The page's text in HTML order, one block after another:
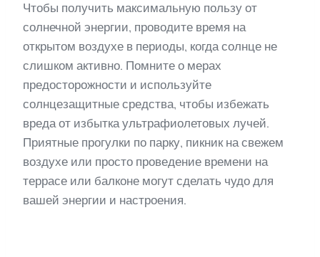
Чтобы получить максимальную пользу от
солнечной энергии, проводите время на
открытом воздухе в периоды, когда солнце не
слишком активно. Помните о мерах
предосторожности и используйте
солнцезащитные средства, чтобы избежать
вреда от избытка ультрафиолетовых лучей.
Приятные прогулки по парку, пикник на свежем
воздухе или просто проведение времени на
террасе или балконе могут сделать чудо для
вашей энергии и настроения.